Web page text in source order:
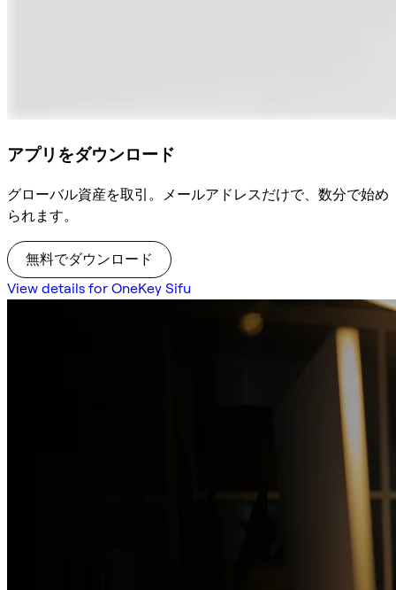
アプリをダウンロード
グローバル資産を取引。メールアドレスだけで、数分で始め
られます。
無料でダウンロード
View details for OneKey Sifu